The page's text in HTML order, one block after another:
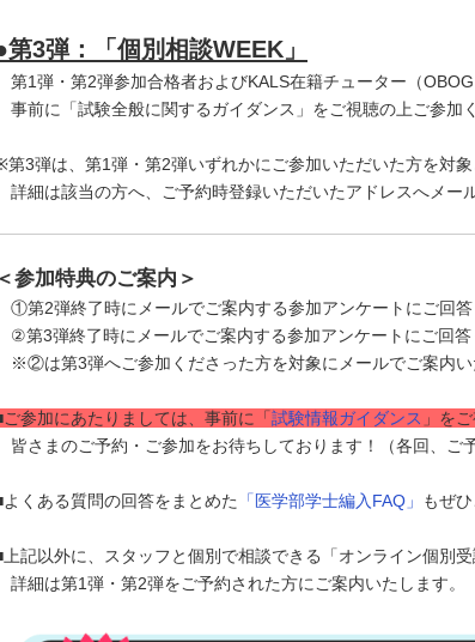
第3弾：「個別相談WEEK」
第1弾・第2弾参加合格者およびKALS在籍チューター（
事前に「試験全般に関するガイダンス」をご視聴の上ご参加く
第3弾は、第1弾・第2弾いずれかにご参加いただいた方を対象
詳細は該当の方へ、ご予約時登録いただいたアドレスへメー
＜参加特典のご案内＞
①第2弾終了時にメールでご案内する参加アンケートにご回答
②第3弾終了時にメールでご案内する参加アンケートにご回答
※②は第3弾へご参加くださった方を対象にメールでご案内い
ご参加にあたりましては、事前に「試験情報ガイダンス 」を
皆さまのご予約・ご参加をお待ちしております！（各回、ご
よくある質問の回答をまとめた 「医学部学士編入FAQ」 もぜ
上記以外に、スタッフと個別で相談できる「オンライン個別
詳細は第1弾・第2弾をご予約された方にご案内いたします。